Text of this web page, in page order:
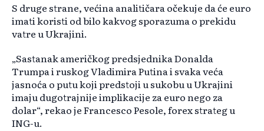
S druge strane, većina analitičara očekuje da će euro
imati koristi od bilo kakvog sporazuma o prekidu
vatre u Ukrajini.
„Sastanak američkog predsjednika Donalda
Trumpa i ruskog Vladimira Putina i svaka veća
jasnoća o putu koji predstoji u sukobu u Ukrajini
imaju dugotrajnije implikacije za euro nego za
dolar“, rekao je Francesco Pesole, forex strateg u
ING-u.